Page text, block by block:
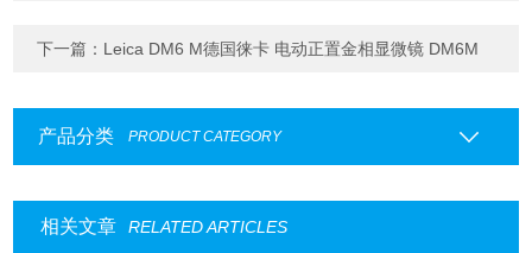
下一篇： Leica DM6 M德国徕卡 电动正置金相显微镜 DM6M
产品分类 PRODUCT CATEGORY
相关文章 RELATED ARTICLES